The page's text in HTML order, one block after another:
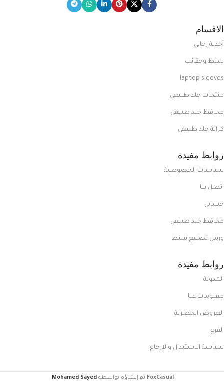
الاقسام
أحذية رجالي
شنط وحقائب
laptop sleeves
منتجات جلد طبيعي
محافظ جلد طبيعي
كراتة جلد طبيعي
روابط مفيدة
سياسات الخصوصية
اتصل بنا
حسابي
محافظ جلد طبيعي
ورش تصنيع شنط
روابط مفيدة
المدونة
معلومات عنا
العروض الحصرية
الفرع
سياسة الاستبدال والارجاع
FoxCasual تم إنشاؤه بواسطةMohamed Sayed
.